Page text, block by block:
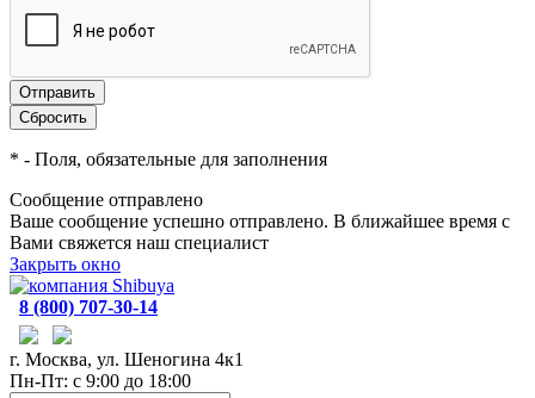
* - Поля, обязательные для заполнения
Сообщение отправлено
Ваше сообщение успешно отправлено. В ближайшее время с
Вами свяжется наш специалист
Закрыть окно
8 (800) 707-30-14
г. Москва, ул. Шеногина 4к1
Пн-Пт: с 9:00 до 18:00